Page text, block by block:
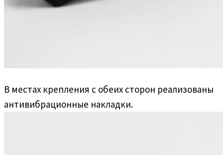
В местах крепления с обеих сторон реализованы
антивибрационные накладки.